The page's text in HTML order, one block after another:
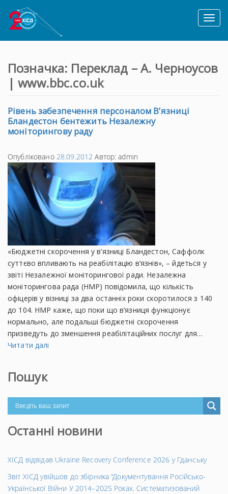
Toggle
Позначка: Переклад – А. Черноусов
| www.bbc.co.uk
Рівень забезпечення персоналом В’язниці
Бландестон бентежить Незалежну
моніторингову раду
Опубліковано 28.09.2012 Автор:admin
«Бюджетні скорочення у в’язниці Бландестон, Саффолк
суттєво впливають на реабілітацію в’язнів», – йдеться у
звіті Незалежної моніторингової ради. Незалежна
моніторингова рада (НМР) повідомила, що кількість
офіцерів у візниці за два останніх роки скоротилося з 140
до 104. НМР каже, що поки що в’язниця функціонує
нормально, але подальші бюджетні скорочення
призведуть до зменшення реабілітаційних послуг для…
Читати далі
Пошук
Останні новини
ХІСД відвідав Ukraine Recovery Conference 2026 у Гданську
Звіт ХІСД увійшов до збірника “Документування Російсько-
Української Війни У 2014–2025 Роках. Систематизований